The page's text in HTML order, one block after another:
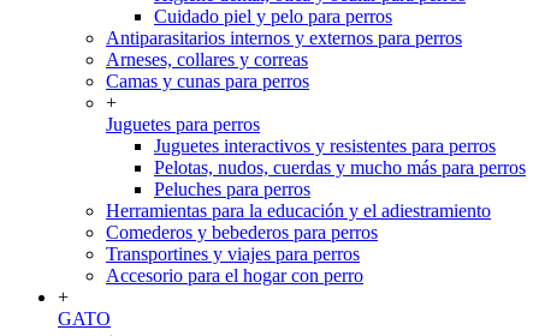
Cuidado piel y pelo para perros
Antiparasitarios internos y externos para perros
Arneses, collares y correas
Camas y cunas para perros
+
Juguetes para perros
Juguetes interactivos y resistentes para perros
Pelotas, nudos, cuerdas y mucho más para perros
Peluches para perros
Herramientas para la educación y el adiestramiento
Comederos y bebederos para perros
Transportines y viajes para perros
Accesorio para el hogar con perro
+
GATO